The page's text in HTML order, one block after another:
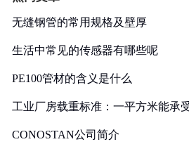
无缝钢管的常用规格及壁厚
生活中常见的传感器有哪些呢
PE100管材的含义是什么
工业厂房载重标准：一平方米能承
CONOSTAN公司简介